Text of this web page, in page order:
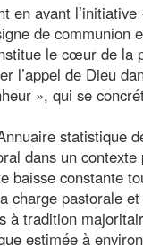
en avant
de communion
le cœur de la
l’appel de Dieu
», qui se
statistique
dans un
baisse constante
charge pastorale
à tradition
estimée à